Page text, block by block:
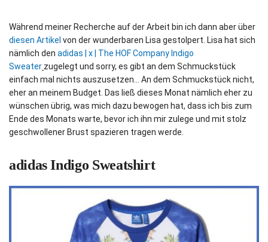
Während meiner Recherche auf der Arbeit bin ich dann aber über
diesen Artikel von der wunderbaren Lisa gestolpert. Lisa hat sich
nämlich den adidas | x | The HOF Company Indigo
Sweater zugelegt und sorry, es gibt an dem Schmuckstück
einfach mal nichts auszusetzen… An dem Schmuckstück nicht,
eher an meinem Budget. Das ließ dieses Monat nämlich eher zu
wünschen übrig, was mich dazu bewogen hat, dass ich bis zum
Ende des Monats warte, bevor ich ihn mir zulege und mit stolz
geschwollener Brust spazieren tragen werde.
adidas Indigo Sweatshirt